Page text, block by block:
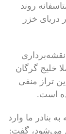
روند
دریای خزر
خلیج گرگان
تراز منفی
است.
بنادر ما وارد
می‌شود، گفت: